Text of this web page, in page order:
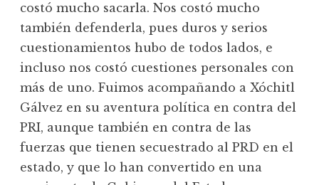
costó mucho sacarla. Nos costó mucho
también defenderla, pues duros y serios
cuestionamientos hubo de todos lados, e
incluso nos costó cuestiones personales con
más de uno. Fuimos acompañando a Xóchitl
Gálvez en su aventura política en contra del
PRI, aunque también en contra de las
fuerzas que tienen secuestrado al PRD en el
estado, y que lo han convertido en una